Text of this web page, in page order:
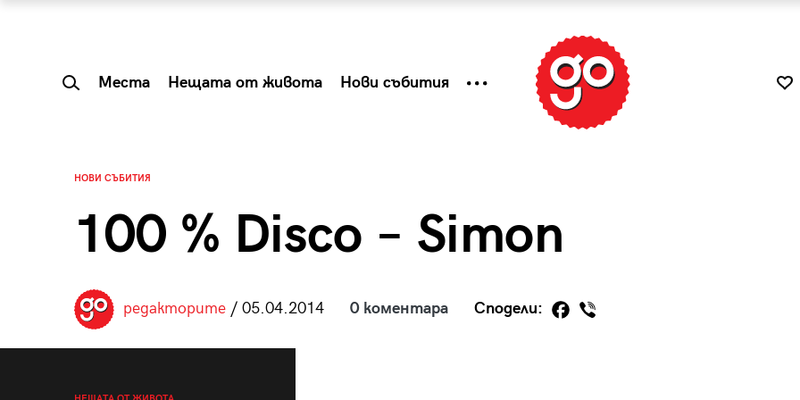
Места Нещата от живота Нови събития
НОВИ СЪБИТИЯ
100 % Disco – Simon
редакторите/ 05.04.2014 0 коментара Сподели: